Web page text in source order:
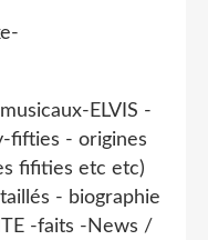
ELVIS -
fifties - origines
fifities etc etc)
- biographie
-faits -News /